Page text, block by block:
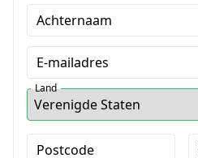
Achternaam
E-mailadres
Land
Postcode